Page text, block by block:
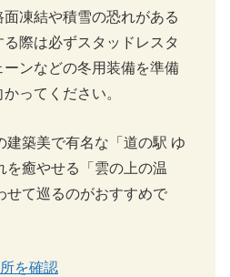
凍結や積雪の恐れがある
際は必ずスタッドレスタ
ーンなどの冬用装備を準備
ってください。
建築美で有名な「道の駅 ゆ
を癒やせる「雲の上の温
せて巡るのがおすすめで
を確認